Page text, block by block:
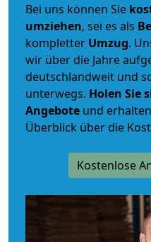
Bei uns können Sie
umziehen, sei es als
kompletter Umzug.
wir über die Jahre
deutschlandweit und
unterwegs. Holen Sie
Angebote und
Überblick über die
Kostenlose